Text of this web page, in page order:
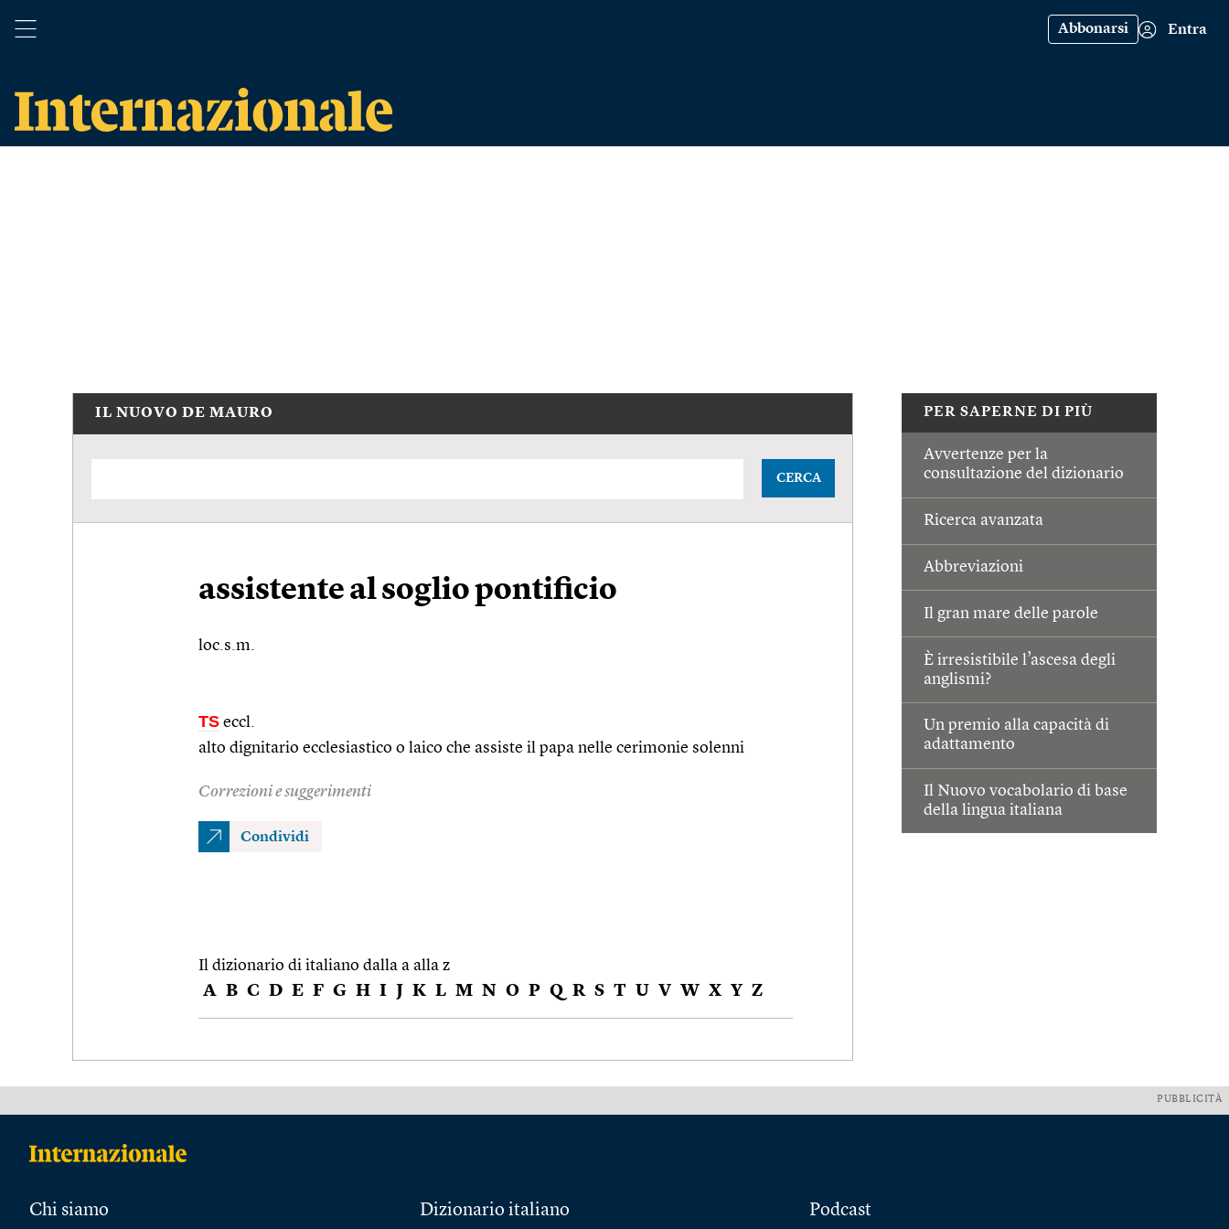
Abbonarsi Entra
PER SAPERNE DI PIÙ
Avvertenze per la
consultazione del dizionario
Ricerca avanzata
Abbreviazioni
Il gran mare delle parole
È irresistibile l’ascesa degli
anglismi?
Un premio alla capacità di
adattamento
Il Nuovo vocabolario di base
della lingua italiana
IL NUOVO DE MAURO
CERCA
assistente al soglio pontificio
loc.s.m.
TS eccl.
alto dignitario ecclesiastico o laico che assiste il papa nelle cerimonie solenni
Correzioni e suggerimenti
Condividi
Il dizionario di italiano dalla a alla z
A B C D E F G H I J K L M N O P Q R S T U V W X Y Z
PUBBLICITÀ
Chi siamo Dizionario italiano Podcast